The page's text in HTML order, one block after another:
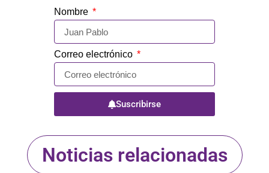
Nombre
Correo electrónico
Suscribirse
Noticias relacionadas